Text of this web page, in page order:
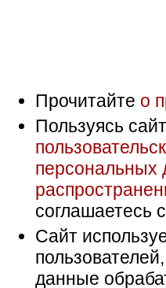
Прочитайте о
Пользуясь
персональных
соглашаетесь с
Сайт
данные